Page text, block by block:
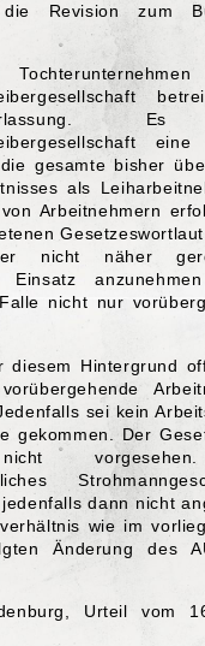
Revision zum
eine
gesamte bisher
als
Arbeitnehmern
nicht näher
Einsatz
nicht nur
diesem Hintergrund
sei kein
gekommen. Der
nicht
dann nicht
wie im
Änderung des
Urteil vom